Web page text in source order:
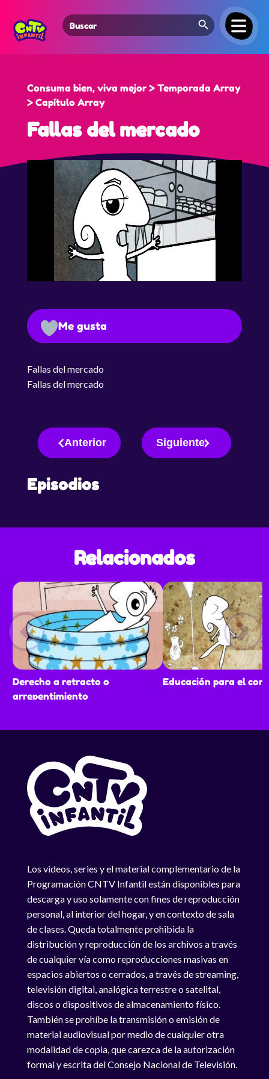
Search
for:
Search Button
Consuma bien, viva mejor > Temporada Array
> Capítulo Array
Fallas del mercado
Me gusta
Fallas del mercado
Fallas del mercado
Anterior Siguiente
Episodios
Relacionados
Derecho a retracto o
arrepentimiento
Educación para el
Los videos, series y el material complementario de la
Programación CNTV Infantil están disponibles para
descarga y uso solamente con fines de reproducción
personal, al interior del hogar, y en contexto de sala
de clases. Queda totalmente prohibida la
distribución y reproducción de los archivos a través
de cualquier vía como reproducciones masivas en
espacios abiertos o cerrados, a través de streaming,
televisión digital, analógica terrestre o satelital,
discos o dispositivos de almacenamiento físico.
También se prohíbe la transmisión o emisión de
material audiovisual por medio de cualquier otra
modalidad de copia, que carezca de la autorización
formal y escrita del Consejo Nacional de Televisión.